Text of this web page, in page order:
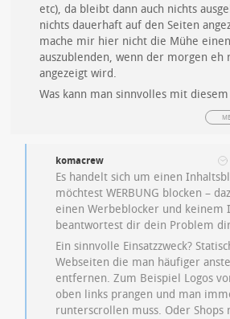
etc), da bleibt dann auch nichts
nichts dauerhaft auf den Seiten
mache mir hier nicht die Mühe
auszublenden, wenn der morgen eh
angezeigt wird.
Was kann man sinnvolles mit
komacrew
Es handelt sich um einen
möchtest WERBUNG blocken –
einen Werbeblocker und keinem
beantwortest dir dein Problem
Ein sinnvolle Einsatzzweck?
Webseiten die man häufiger
entfernen. Zum Beispiel Logos
oben links prangen und man
runterscrollen muss. Oder Shops